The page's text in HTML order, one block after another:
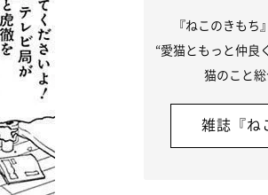
『ねこのきも
“愛猫ともっと仲良
猫のこと総
雑誌『ね